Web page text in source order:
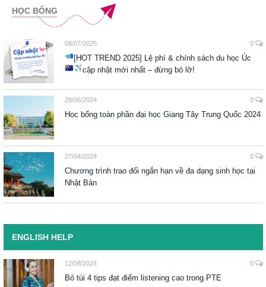
HỌC BỔNG
08/07/2025 0
[HOT TREND 2025] Lệ phí & chính sách du học Úc
cập nhật mới nhất – đừng bỏ lỡ!
28/06/2024 0
Học bổng toàn phần đại học Giang Tây Trung Quốc 2024
27/04/2024 0
Chương trình trao đổi ngắn hạn về đa dạng sinh học tại
Nhật Bản
ENGLISH HELP
12/08/2024 0
Bỏ túi 4 tips đạt điểm listening cao trong PTE